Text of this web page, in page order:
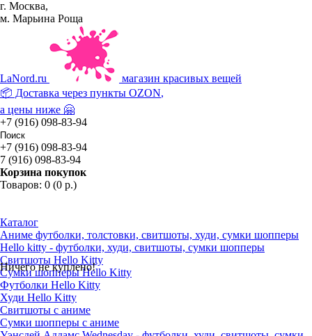
г. Москва,
м. Марьина Роща
LaNord.ru
магазин красивых вещей
📦 Доставка через пункты OZON,
а цены ниже 🤗
+7 (916) 098-83-94
+7 (916) 098-83-94
7 (916) 098-83-94
Корзина покупок
Товаров: 0 (0 р.)
Ничего не куплено!
Каталог
Аниме футболки, толстовки, свитшоты, худи, сумки шопперы
Hello kitty - футболки, худи, свитшоты, сумки шопперы
Свитшоты Hello Kitty
Сумки шопперы Hello Kitty
Футболки Hello Kitty
Худи Hello Kitty
Свитшоты с аниме
Сумки шопперы с аниме